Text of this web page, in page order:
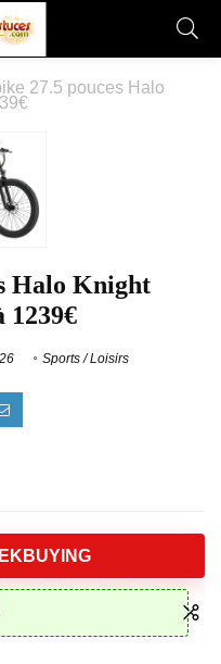
27.5 pouces Halo
Halo Knight
Sports / Loisirs